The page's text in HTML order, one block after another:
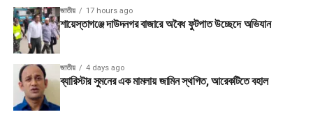
জাতীয় 17 hours ago
শায়েস্তাগঞ্জে দাউদনগর বাজারে অবৈধ ফুটপাত উচ্ছেদে অভিযান
জাতীয় 4 days ago
ব্যারিস্টার সুমনের এক মামলায় জামিন স্থগিত, আরেকটিতে বহাল